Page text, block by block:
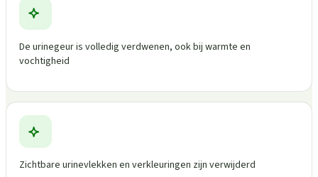
De urinegeur is volledig verdwenen, ook bij warmte en
vochtigheid
Zichtbare urinevlekken en verkleuringen zijn verwijderd